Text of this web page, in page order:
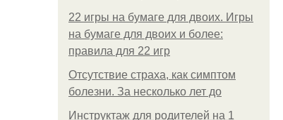
22 игры на бумаге для двоих. Игры
на бумаге для двоих и более:
правила для 22 игр
Отсутствие страха, как симптом
болезни. За несколько лет до
Инструктаж для родителей на 1